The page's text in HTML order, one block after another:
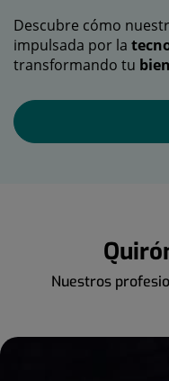
Descubre cómo
impulsada por la
transformando tu
Nuestros